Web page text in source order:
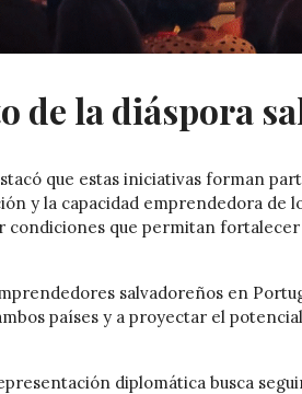
de la diáspora
que estas iniciativas forman
y la capacidad emprendedora de
que permitan fortalecer
salvadoreños en
países y a proyectar el
diplomática busca